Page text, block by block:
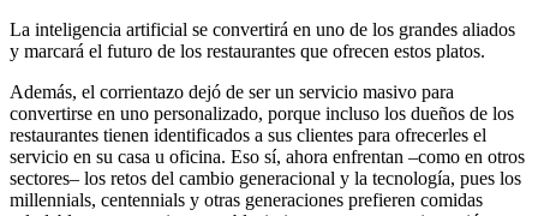
La inteligencia artificial se convertirá en uno de los grandes aliados
y marcará el futuro de los restaurantes que ofrecen estos platos.
Además, el corrientazo dejó de ser un servicio masivo para
convertirse en uno personalizado, porque incluso los dueños de los
restaurantes tienen identificados a sus clientes para ofrecerles el
servicio en su casa u oficina. Eso sí, ahora enfrentan –como en otros
sectores– los retos del cambio generacional y la tecnología, pues los
millennials, centennials y otras generaciones prefieren comidas